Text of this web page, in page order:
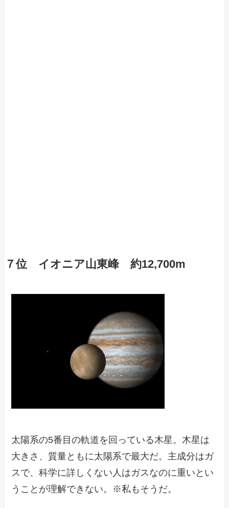
７位 イオニア山東峰 約12,700m
太陽系の5番目の軌道を回っている木星。木星は
大きさ、質量ともに太陽系で最大だ。主成分はガ
スで、科学に詳しくない人はガスなのに重いとい
うことが理解できない。※私もそうだ。